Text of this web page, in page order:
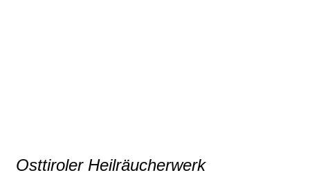
Osttiroler Heilräucherwerk